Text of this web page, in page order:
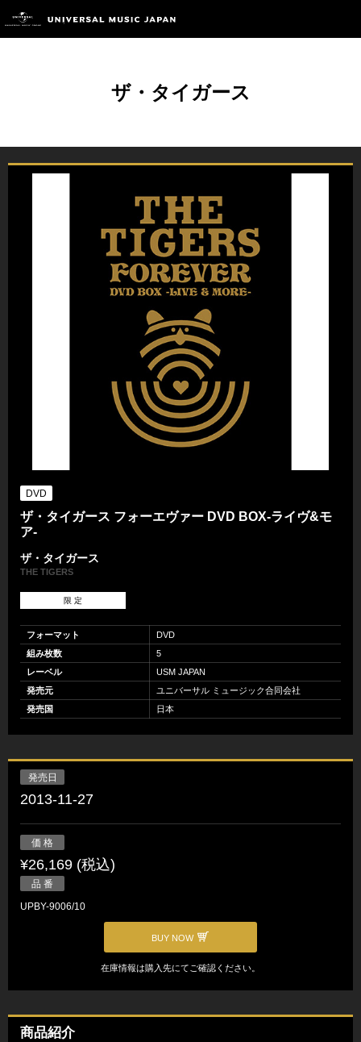
ザ・タイガース
DVD
ザ・タイガース フォーエヴァー DVD BOX-ライヴ&モ
ア-
ザ・タイガース
THE TIGERS
限 定
フォーマット
DVD
組み枚数
5
レーベル
USM JAPAN
発売元
ユニバーサル ミュージック合同会社
発売国
日本
発売日
2013-11-27
価 格
¥26,169 (税込)
品 番
UPBY-9006/10
BUY NOW
在庫情報は購入先にてご確認ください。
商品紹介